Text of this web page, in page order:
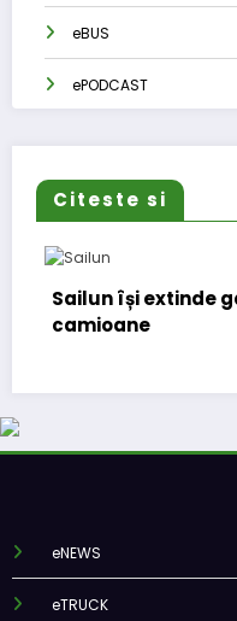
eBUS
ePODCAST
Citeste si
Sailun își extinde
camioane
eNEWS
eTRUCK